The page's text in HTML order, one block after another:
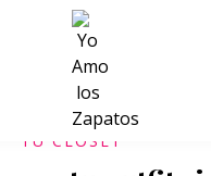
TU CLÓSET